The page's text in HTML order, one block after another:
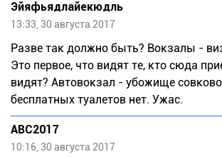
Эйяфьядлайекюдль
13:33, 30 августа 2017
Разве так должно быть? Вокзалы -
Это первое, что видят те, кто сюда
видят? Автовокзал - убожище
бесплатных туалетов нет. Ужас.
ABC2017
10:16, 30 августа 2017